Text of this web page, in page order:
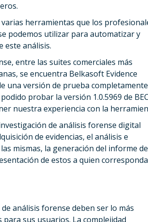
herramientas que los
podemos utilizar para automatizar y
este análisis.
entre las suites comerciales más
se encuentra Belkasoft Evidence
una versión de prueba completamente
probar la versión 1.0.5969 de
nuestra experiencia con la
de análisis forense digital
de evidencias, el análisis e
mismas, la generación del informe de
de estos a quien
análisis forense deben ser lo más
sus usuarios. La complejidad